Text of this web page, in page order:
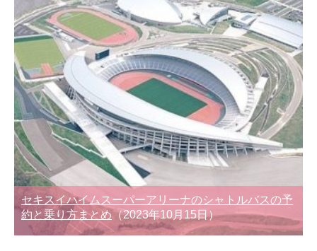
セキスイハイムスーパーアリーナのシャトルバスの予
約と乗り方まとめ （2023年10月15日）